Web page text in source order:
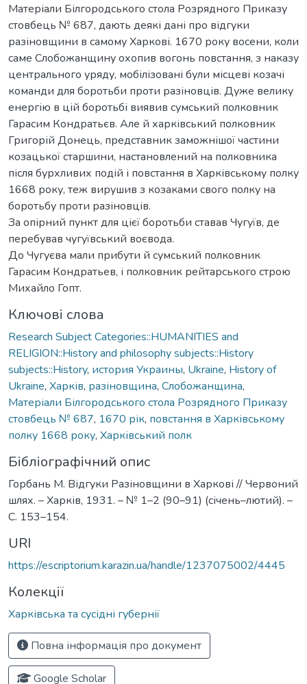
Матеріали Білгородського стола Розрядного Приказу
стовбець № 687, дають деякі дані про відгуки
разіновщини в самому Харкові. 1670 року восени, коли
саме Слобожанщину охопив вогонь повстання, з наказу
центрального уряду, мобілізовані були місцеві козачі
команди для боротьби проти разіновців. Дуже велику
енергію в цій боротьбі виявив сумський полковник
Гарасим Кондратьєв. Але й харківський полковник
Григорій Донець, представник заможнішої частини
козацької старшини, настановлений на полковника
після бурхливих подій і повстання в Харківському полку
1668 року, теж вирушив з козаками свого полку на
боротьбу проти разіновців.
За опірний пункт для цієї боротьби ставав Чугуїв, де
перебував чугуївський воєвода.
До Чугуєва мали прибути й сумський полковник
Гарасим Кондратьев, і полковник рейтарського строю
Михайло Гопт.
Ключові слова
Research Subject Categories::HUMANITIES and
RELIGION::History and philosophy subjects::History
subjects::History, история Украины, Ukraine, History of
Ukraine, Харків, разіновщина, Слобожанщина,
Матеріали Білгородського стола Розрядного Приказу
стовбець № 687, 1670 рік, повстання в Харківському
полку 1668 року, Харківський полк
Бібліографічний опис
Горбань М. Відгуки Разіновщини в Харкові // Червоний
шлях. – Харків, 1931. – № 1–2 (90–91) (січень–лютий). –
С. 153–154.
URI
https://escriptorium.karazin.ua/handle/1237075002/4445
Колекції
Харківська та сусідні губернії
Повна інформація про документ
Google Scholar